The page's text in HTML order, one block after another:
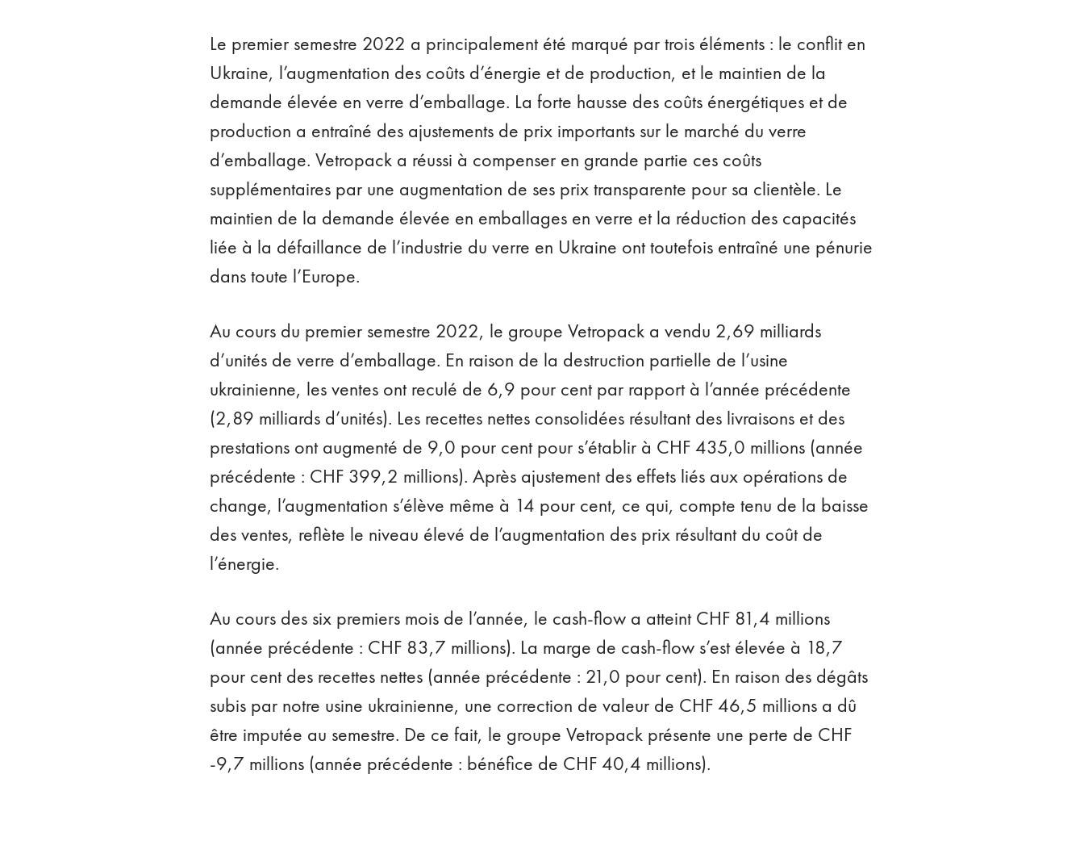
Le premier semestre 2022 a principalement été marqué par trois éléments : le conflit en
Ukraine, l’augmentation des coûts d’énergie et de production, et le maintien de la
demande élevée en verre d’emballage. La forte hausse des coûts énergétiques et de
production a entraîné des ajustements de prix importants sur le marché du verre
d’emballage. Vetropack a réussi à compenser en grande partie ces coûts
supplémentaires par une augmentation de ses prix transparente pour sa clientèle. Le
maintien de la demande élevée en emballages en verre et la réduction des capacités
liée à la défaillance de l’industrie du verre en Ukraine ont toutefois entraîné une pénurie
dans toute l’Europe.
Au cours du premier semestre 2022, le groupe Vetropack a vendu 2,69 milliards
d’unités de verre d’emballage. En raison de la destruction partielle de l’usine
ukrainienne, les ventes ont reculé de 6,9 pour cent par rapport à l’année précédente
(2,89 milliards d’unités). Les recettes nettes consolidées résultant des livraisons et des
prestations ont augmenté de 9,0 pour cent pour s’établir à CHF 435,0 millions (année
précédente : CHF 399,2 millions). Après ajustement des effets liés aux opérations de
change, l’augmentation s’élève même à 14 pour cent, ce qui, compte tenu de la baisse
des ventes, reflète le niveau élevé de l’augmentation des prix résultant du coût de
l’énergie.
Au cours des six premiers mois de l’année, le cash-flow a atteint CHF 81,4 millions
(année précédente : CHF 83,7 millions). La marge de cash-flow s’est élevée à 18,7
pour cent des recettes nettes (année précédente : 21,0 pour cent). En raison des dégâts
subis par notre usine ukrainienne, une correction de valeur de CHF 46,5 millions a dû
être imputée au semestre. De ce fait, le groupe Vetropack présente une perte de CHF
-9,7 millions (année précédente : bénéfice de CHF 40,4 millions).